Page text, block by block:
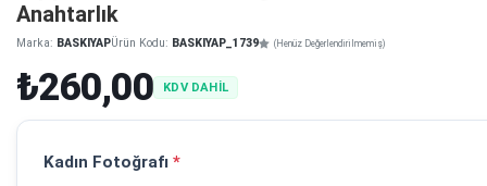
Anahtarlık
Marka: BASKIYAPÜrün Kodu: BASKIYAP_1739 (Henüz Değerlendirilmemiş)
₺260,00 KDV DAHİL
Kadın Fotoğrafı *